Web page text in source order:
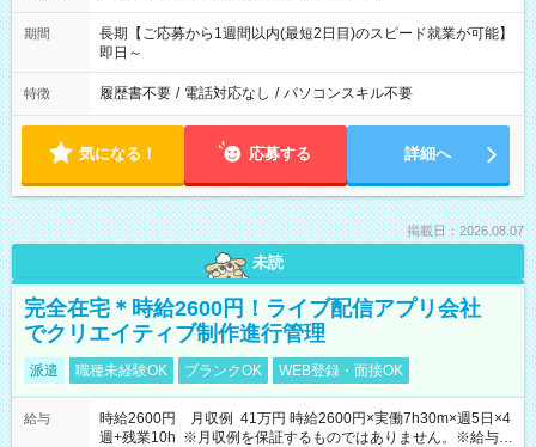
期間
長期【ご応募から1週間以内(最短2日目)のスピード就業が可能】
即日～
特徴 履歴書不要 / 電話対応なし / パソコンスキル不要
気になる！ 応募する 詳細へ
掲載日：2026.08.07
未読
完全在宅＊時給2600円！ライブ配信アプリ会社
でクリエイティブ制作進行管理
派遣 職種未経験OK ブランクOK WEB登録・面接OK
給与
時給2600円 月収例 41万円 時給2600円×実働7h30m×週5日×4
週+残業10h ※月収例を保証するものではありません。※給与即